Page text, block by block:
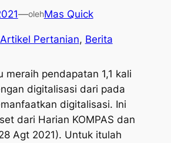
—olehMas Quick
Artikel Pertanian, Berita
meraih pendapatan 1,1 kali
digitalisasi dari pada
digitalisasi. Ini
dari Harian KOMPAS dan
Agt 2021). Untuk itulah